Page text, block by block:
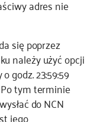
adres nie
się poprzez
należy użyć opcji
godz. 23:59:59
tym terminie
do NCN
jego